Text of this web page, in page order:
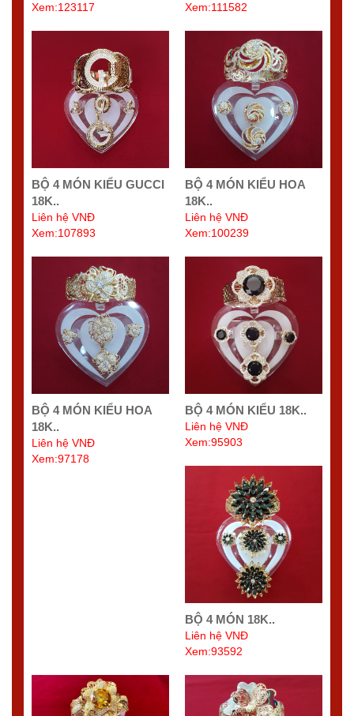
Xem:123117
Xem:111582
BỘ 4 MÓN KIỂU GUCCI
18K..
Liên hệ VNĐ
Xem:107893
BỘ 4 MÓN KIỂU HOA
18K..
Liên hệ VNĐ
Xem:100239
BỘ 4 MÓN KIỂU HOA
18K..
Liên hệ VNĐ
Xem:97178
BỘ 4 MÓN KIỂU 18K..
Liên hệ VNĐ
Xem:95903
BỘ 4 MÓN 18K..
Liên hệ VNĐ
Xem:93592